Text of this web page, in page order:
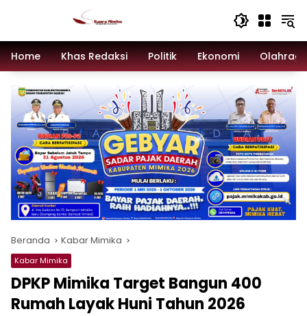
Home
Khas Redaksi Politik Ekonomi
Beranda Kabar Mimika
Kabar Mimika
DPKP Mimika Target Bangun 400
Rumah Layak Huni Tahun 2026